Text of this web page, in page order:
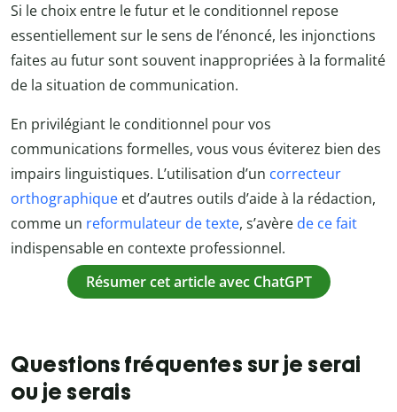
Si le choix entre le futur et le conditionnel repose
essentiellement sur le sens de l’énoncé, les injonctions
faites au futur sont souvent inappropriées à la formalité
de la situation de communication.
En privilégiant le conditionnel pour vos
communications formelles, vous vous éviterez bien des
impairs linguistiques. L’utilisation d’un correcteur
orthographique et d’autres outils d’aide à la rédaction,
comme un reformulateur de texte, s’avère de ce fait
indispensable en contexte professionnel.
Résumer cet article avec ChatGPT
Questions fréquentes sur je serai
ou je serais